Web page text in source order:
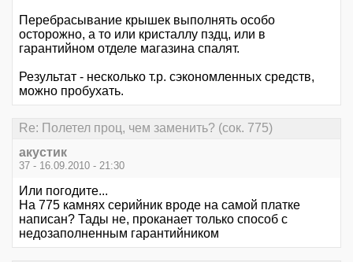
Перебрасывание крышек выполнять особо
осторожно, а то или кристаллу пздц, или в
гарантийном отделе магазина спалят.
Результат - несколько т.р. сэкономленных средств,
можно пробухать.
Re: Полетел проц, чем заменить? (сок. 775)
акустик
37 - 16.09.2010 - 21:30
Или погодите...
На 775 камнях серийник вроде на самой платке
написан? Тады не, проканает только способ с
недозаполненным гарантийником